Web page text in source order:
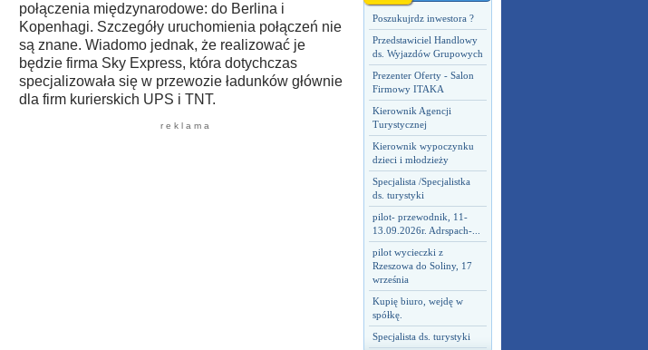
Poszukujrdz inwestora ?
Przedstawiciel Handlowy
ds. Wyjazdów Grupowych
Prezenter Oferty - Salon
Firmowy ITAKA
Kierownik Agencji
Turystycznej
Kierownik wypoczynku
dzieci i młodzieży
Specjalista /Specjalistka
ds. turystyki
pilot- przewodnik, 11-
13.09.2026r. Adrspach-...
pilot wycieczki z
Rzeszowa do Soliny, 17
września
Kupię biuro, wejdę w
spółkę.
Specjalista ds. turystyki
połączenia międzynarodowe: do Berlina i
Kopenhagi. Szczegóły uruchomienia połączeń nie
są znane. Wiadomo jednak, że realizować je
będzie firma Sky Express, która dotychczas
specjalizowała się w przewozie ładunków głównie
dla firm kurierskich UPS i TNT.
r e k l a m a